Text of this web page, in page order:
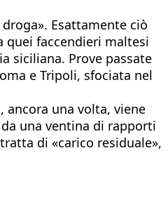
Esattamente ciò
quei faccendieri maltesi
siciliana. Prove passate
e Tripoli, sfociata nel
ancora una volta, viene
una ventina di rapporti
di «carico residuale»,